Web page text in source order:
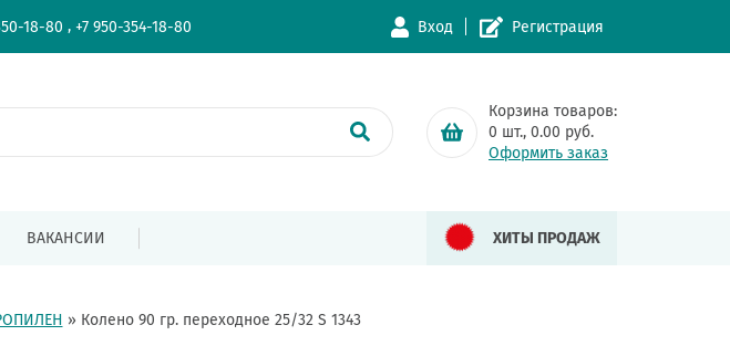
18-80 ,+7 950-354-18-80 Вход Регистрация
Корзина товаров:
0 шт., 0.00 руб.
Оформить заказ
ВАКАНСИИ ХИТЫ ПРОДАЖ
» Колено 90 гр. переходное 25/32 S 1343